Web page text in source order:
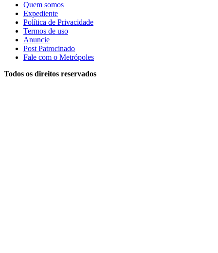
Quem somos
Expediente
Política de Privacidade
Termos de uso
Anuncie
Post Patrocinado
Fale com o Metrópoles
Todos os direitos reservados